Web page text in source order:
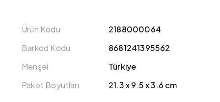
Ürün Kodu
2188000064
Barkod Kodu
8681241395562
Menşei
Türkiye
Paket Boyutları
‎21.3 x 9.5 x 3.6 cm